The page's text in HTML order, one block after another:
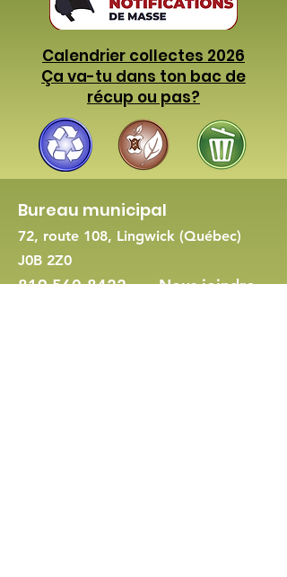
Calendrier collectes 2026
Ça va-tu dans ton bac de
récup ou pas?
Bureau municipal
72, route 108, Lingwick (Québec)
J0B 2Z0
819 560-8422-Nous joindre